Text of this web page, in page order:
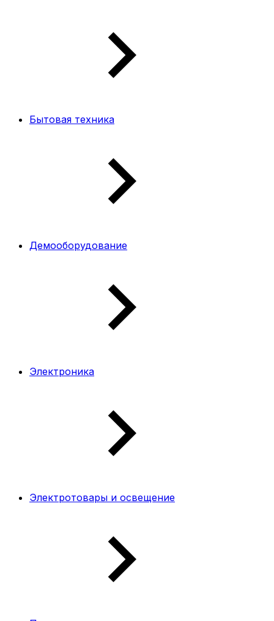
Бытовая техника
Демооборудование
Электроника
Электротовары и освещение